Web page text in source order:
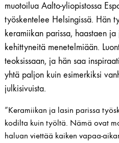
muotoilua Aalto-yliopistossa
työskentelee Helsingissä. Hän
keramiikan parissa, haastaen
kehittyneitä ​​menetelmiään.
teoksissaan, ja hän saa
yhtä paljon kuin esimerkiksi
julkisivuista.
”Keramiikan ja lasin parissa
kodilta kuin työltä. Nämä ovat
haluan viettää kaiken vapaa-